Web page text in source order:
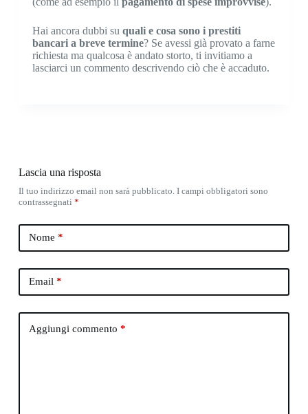
Hai ancora dubbi su quali e cosa sono i prestiti
bancari a breve termine? Se avessi già provato a farne
richiesta ma qualcosa è andato storto, ti invitiamo a
lasciarci un commento descrivendo ciò che è accaduto.
Lascia una risposta
Il tuo indirizzo email non sarà pubblicato. I campi obbligatori sono
contrassegnati *
Nome *
Email*
Aggiungi commento *